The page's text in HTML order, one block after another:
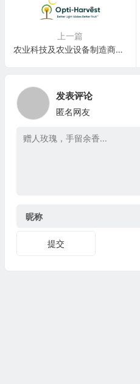
上一篇
农业科技及农业设备制造商：Opti-Harvest, Inc.(OPHV)
发表评论
匿名网友
昵称